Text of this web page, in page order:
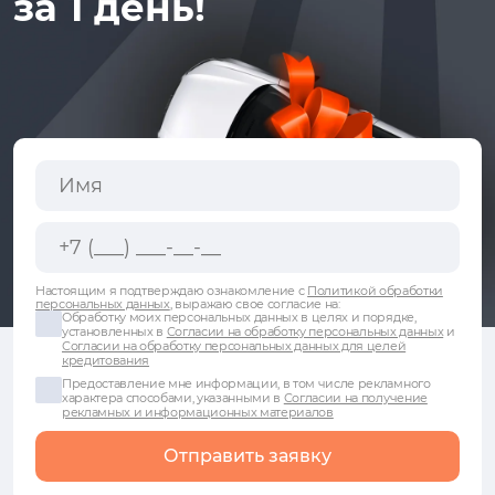
Настоящим я подтверждаю ознакомление с Политикой обработки
персональных данных, выражаю свое согласие на:
Обработку моих персональных данных в целях и порядке,
установленных в Согласии на обработку персональных данныхи
Согласии на обработку персональных данных для целей
кредитования
Предоставление мне информации, в том числе рекламного
характера способами, указанными в Согласии на получение
рекламных и информационных материалов
Отправить заявку